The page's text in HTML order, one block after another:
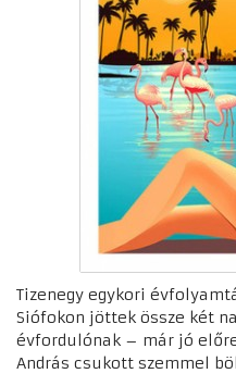
Tizenegy egykori
Siófokon jöttek össze két
évfordulónak – már jó
András csukott szemmel